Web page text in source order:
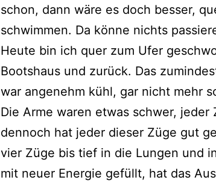
schon, dann wäre es doch besser,
schwimmen. Da könne nichts
Heute bin ich quer zum Ufer
Bootshaus und zurück. Das
war angenehm kühl, gar nicht mehr
Die Arme waren etwas schwer,
dennoch hat jeder dieser Züge gut
vier Züge bis tief in die Lungen und
mit neuer Energie gefüllt, hat das